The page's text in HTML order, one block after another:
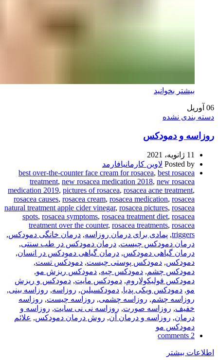
بیشتر بخوانید
06 آوریل
دسته بندی نشده
روزاسه و دمودکس
11 ژانویه، 2021
Posted by لاوین کارمانیافارمد
best over-the-counter face cream for rosacea, best rosacea
treatment, new rosacea medication 2018, new rosacea
medication 2019, pictures of rosacea, rosacea acne treatment,
rosacea causes, rosacea cream, rosacea medication, rosacea
natural treatment apple cider vinegar, rosacea pictures, rosacea
spots, rosacea symptoms, rosacea treatment diet, rosacea
treatment over the counter, rosacea treatments, rosacea
triggers
, پمادی برای درمان روزاسه, درمان خانگی دمودکس,
درمان دمودکس چیست, درمان دمودکس در طب سنتی,
درمان گیاهی دمودکس, درمان گیاهی دمودکس در انسان,
دمودکس, دمودکس پوستی چیست, دمودکس تست,
دمودکس چشم, دمودکس چیه, دمودکس ریزش مو,
دمودکس فولیکولاروم, دمودکس مایت, دمودکس و ریزش
مو, دمودکس ویکی پدیا, دمودکسیلین, روزاسه, روزاسه بینی,
روزاسه چشم, روزاسه چشمی, روزاسه چیست, روزاسه
خفیف, روزاسه صورت, روزاسه نی نی سایت, روزاسه و
درمان, روزاسه و درمان آن, روش درمان دمودکس, علائم
دمودکس مو
2 comments
اطلاعات بیشتر